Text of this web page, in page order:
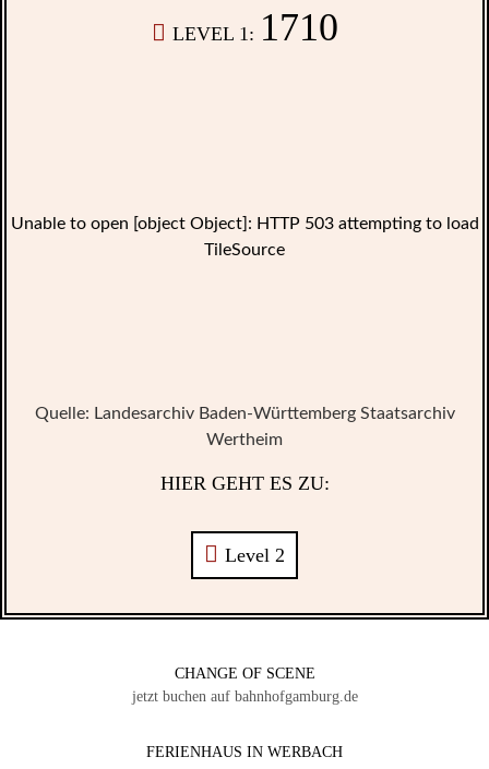
LEVEL 1: 1710
Unable to open [object Object]: HTTP 503 attempting to load
TileSource
Quelle: Landesarchiv Baden-Württemberg Staatsarchiv
Wertheim
HIER GEHT ES ZU:
Level 2
CHANGE OF SCENE
jetzt buchen auf bahnhofgamburg.de
FERIENHAUS IN WERBACH